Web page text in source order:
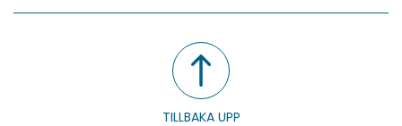
TILLBAKA UPP